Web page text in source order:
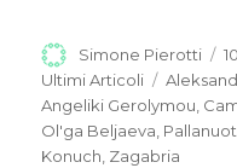
Autore
Simone Pierotti
il
Ultimi Articoli
Tag
Angeliki Gerolymou,
Ol'ga Beljaeva,
Konuch, Zagabria